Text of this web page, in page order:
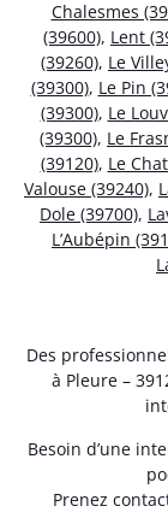
Chalesmes
(39600), Lent
(39260), Le
(39300), Le Pin
(39300), Le
(39300), Le
(39120), Le
Valouse (39240),
Dole (39700),
L’Aubépin
Des
à Pleure –
Besoin d’une
Prenez